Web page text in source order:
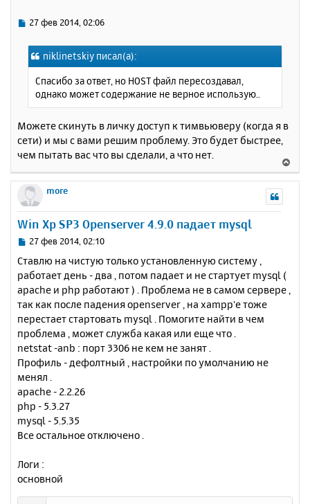
С
о
б
и
е
27 фев 2014, 02:06
niklinetskiy писал(а):
Спасибо за ответ, но HOST файл пересоздавал,
однако может содержание не верное использую..
Можете скинуть в личку доступ к тимвьюверу (когда я в
сети) и мы с вами решим проблему. Это будет быстрее,
чем пытать вас что вы сделали, а что нет.
е
more
Win Xp SP3 Openserver 4.9.0 падает mysql
С
о
б
щ
е
н
и
е
27 фев 2014, 02:10
Ставлю на чистую только установленную систему ,
работает день - два , потом падает и не стартует mysql (
apache и php работают ) . Проблема не в самом сервере ,
так как после падения openserver , на xampp'е тоже
перестает стартовать mysql . Помогите найти в чем
проблема , может служба какая или еще что .
netstat -anb : порт 3306 не кем не занят .
Профиль - дефолтный , настройки по умолчанию не
менял .
apache - 2.2.26
php - 5.3.27
mysql - 5.5.35
Все остальное отключено .
Логи :
основной